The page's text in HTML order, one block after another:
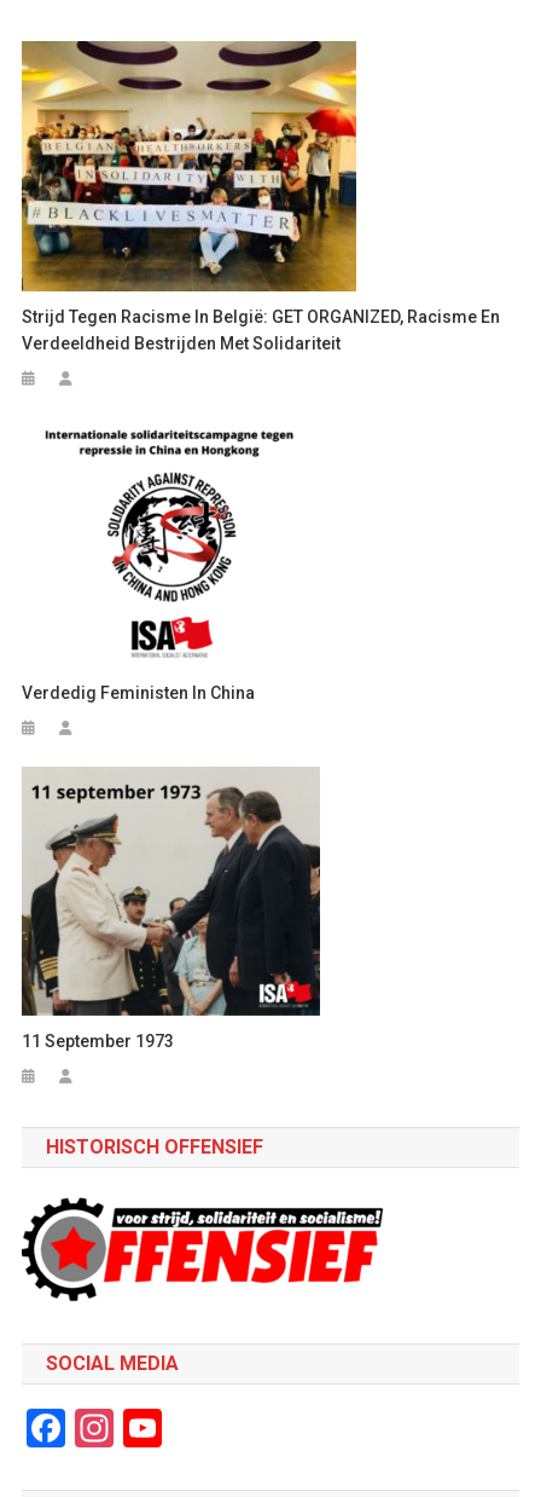
Strijd Tegen Racisme In België: GET ORGANIZED, Racisme En
Verdeeldheid Bestrijden Met Solidariteit
Verdedig Feministen In China
11 September 1973
HISTORISCH OFFENSIEF
SOCIAL MEDIA
Facebook
Instagram